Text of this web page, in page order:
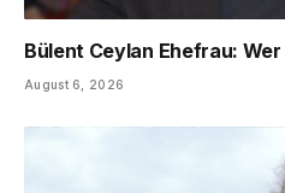
Bülent Ceylan Ehefrau:
August 6, 2026